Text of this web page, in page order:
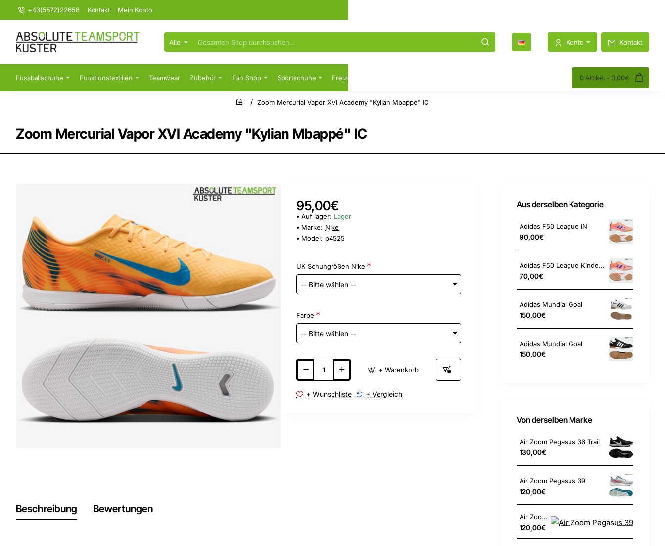
+43(5572)22658 Kontakt Mein Konto
Alle
Gesamten
Shop
Konto Kontakt
Fussballschuhe Funktionstextilien Teamwear Zubehör Fan Shop Sportschuhe Freizeit 0 Artikel - 0,00€
Zoom Mercurial Vapor XVI Academy "Kylian Mbappé" IC
home
Zoom Mercurial Vapor XVI Academy "Kylian Mbappé" IC
95,00€
Auf lager: Lager
Marke: Nike
Model: p4525
UK Schuhgrößen Nike
Farbe
+ Warenkorb
+ Wunschliste + Vergleich
Beschreibung Bewertungen
Aus derselben Kategorie
Adidas F50 League IN
90,00€
Adidas F50 League Kinder IN
70,00€
Adidas Mundial Goal
150,00€
Adidas Mundial Goal
150,00€
Von derselben Marke
Air Zoom Pegasus 36 Trail
130,00€
Air Zoom Pegasus 39
120,00€
Air Zoom Pegasus 39
120,00€